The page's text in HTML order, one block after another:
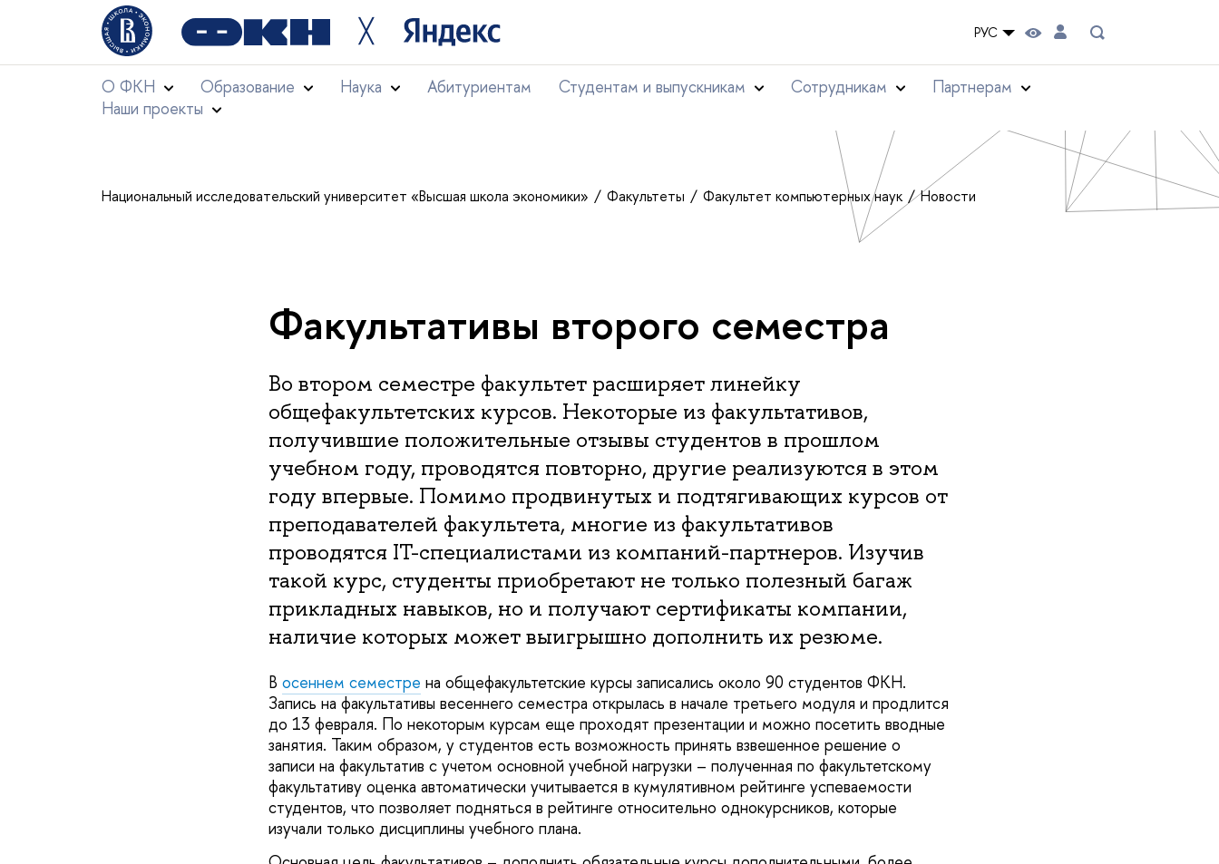
╳ РУС
О ФКН Образование Наука Абитуриентам Студентам и выпускникам Сотрудникам
Партнерам
Наши проекты
Национальный исследовательский университет «Высшая школа экономики» Факультеты Факультет компьютерных наук Новости
Факультативы второго семестра
Во втором семестре факультет расширяет линейку
общефакультетских курсов. Некоторые из факультативов,
получившие положительные отзывы студентов в прошлом
учебном году, проводятся повторно, другие реализуются в этом
году впервые. Помимо продвинутых и подтягивающих курсов от
преподавателей факультета, многие из факультативов
проводятся IT-специалистами из компаний-партнеров. Изучив
такой курс, студенты приобретают не только полезный багаж
прикладных навыков, но и получают сертификаты компании,
наличие которых может выигрышно дополнить их резюме.
В осеннем семестре на общефакультетские курсы записались около 90 студентов ФКН.
Запись на факультативы весеннего семестра открылась в начале третьего модуля и продлится
до 13 февраля. По некоторым курсам еще проходят презентации и можно посетить вводные
занятия. Таким образом, у студентов есть возможность принять взвешенное решение о
записи на факультатив с учетом основной учебной нагрузки – полученная по факультетскому
факультативу оценка автоматически учитывается в кумулятивном рейтинге успеваемости
студентов, что позволяет подняться в рейтинге относительно однокурсников, которые
изучали только дисциплины учебного плана.